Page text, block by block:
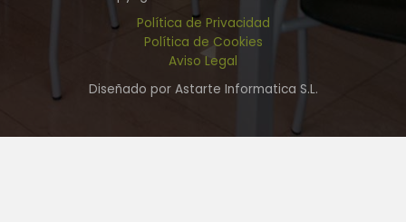
Política de Privacidad
Política de Cookies
Aviso Legal
Diseñado por Astarte Informatica S.L.